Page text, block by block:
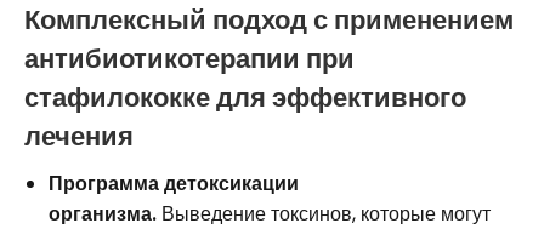
Комплексный подход с применением
антибиотикотерапии при
стафилококке для эффективного
лечения
Программа детоксикации
организма. Выведение токсинов, которые могут